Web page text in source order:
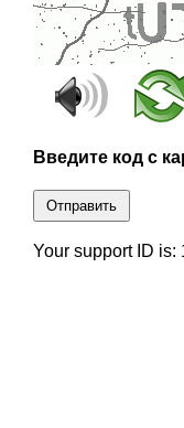
Введите код с
Отправить
Your support ID